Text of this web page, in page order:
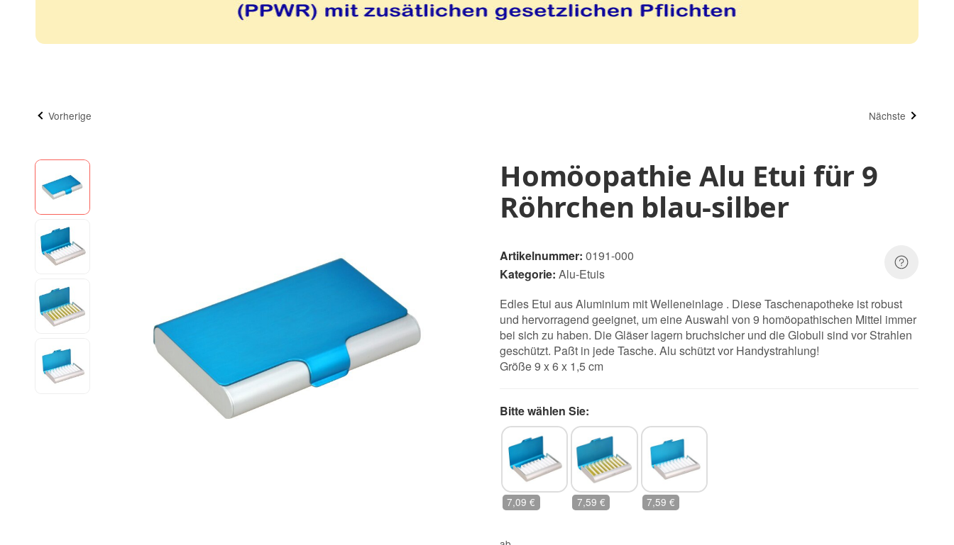
Vorherige Nächste
Homöopathie Alu Etui für 9
Röhrchen blau-silber
Artikelnummer: 0191-000
Kategorie: Alu-Etuis
Edles Etui aus Aluminium mit Welleneinlage . Diese Taschenapotheke ist robust
und hervorragend geeignet, um eine Auswahl von 9 homöopathischen Mittel immer
bei sich zu haben. Die Gläser lagern bruchsicher und die Globuli sind vor Strahlen
geschützt. Paßt in jede Tasche. Alu schützt vor Handystrahlung!
Größe 9 x 6 x 1,5 cm
Bitte wählen Sie:
ohne Glasröhrchen
7,09 € mit Braunglasröhrchen
7,59 € mit Klarglasröhrchen
7,59 €